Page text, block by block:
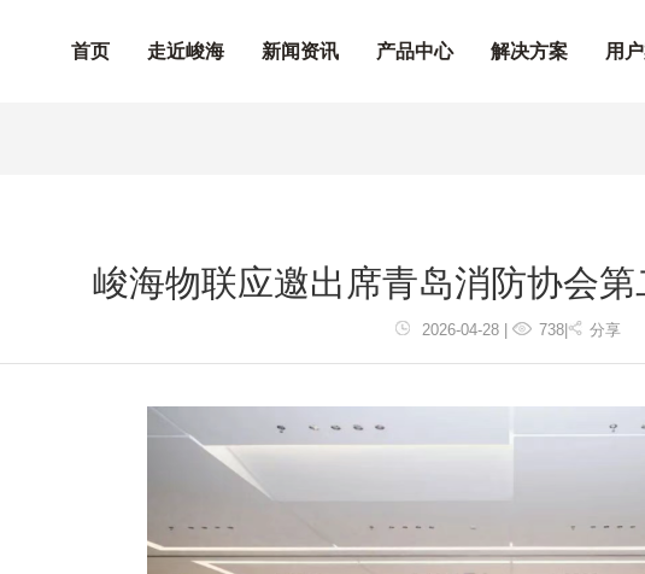
首页 走近峻海 新闻资讯 产品中心 解决方案 用
峻海物联应邀出席青岛消防协会
2026-04-28 | 738 分享